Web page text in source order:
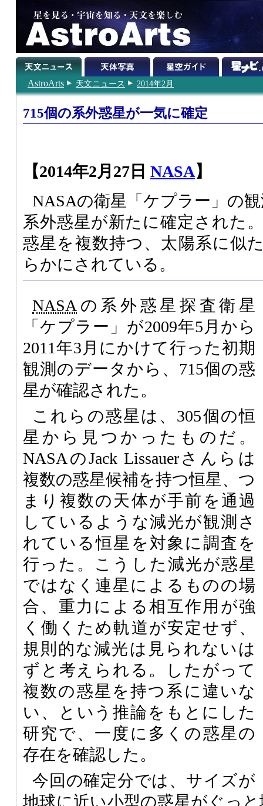
AstroArts 天文ニュース 2014年2月
715個の系外惑星が一気に確定
【2014年2月27日 NASA】
NASAの衛星「ケプラー」の
系外惑星が新たに確定された
惑星を複数持つ、太陽系に似
らかにされている。
NASA の系外惑星探査衛星
「ケプラー」が2009年5月から
2011年3月にかけて行った初期
観測のデータから、715個の惑
星が確認された。
これらの惑星は、305個の恒
星から見つかったものだ。
NASAのJack Lissauerさんらは
複数の惑星候補を持つ恒星、つ
まり複数の天体が手前を通過
しているような減光が観測さ
れている恒星を対象に調査を
行った。こうした減光が惑星
ではなく連星によるものの場
合、重力による相互作用が強
く働くため軌道が安定せず、
規則的な減光は見られないは
ずと考えられる。したがって
複数の惑星を持つ系に違いな
い、という推論をもとにした
研究で、一度に多くの惑星の
存在を確認した。
今回の確定分では、サイズが
地球に近い小型の惑星がぐっ